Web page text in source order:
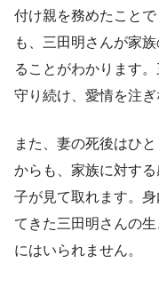
付け親を務めたこと
も、三田明さんが家
ることがわかります
守り続け、愛情を注ぎ
また、妻の死後はひ
からも、家族に対す
子が見て取れます。
てきた三田明さんの
にはいられません。